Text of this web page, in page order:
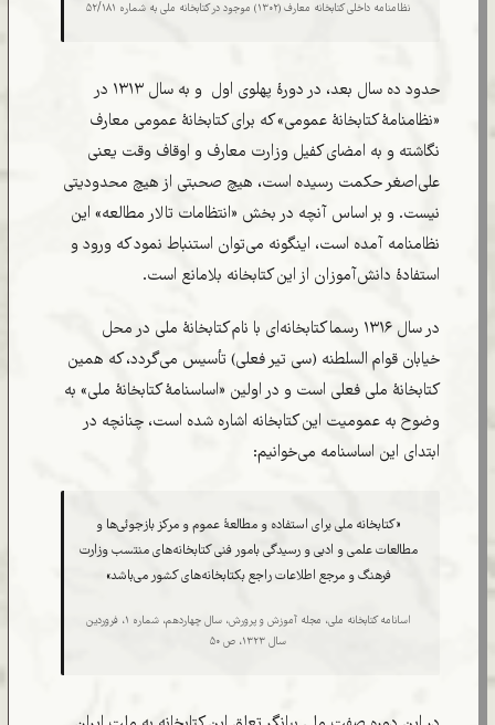
نظامنامه داخلی کتابخانه معارف (۱۳۰۲) موجود در کتابخانه ملی به شماره ۵۲/۱۸۱
حدود ده سال بعد، در دورۀ پهلوی اول و به سال ۱۳۱۳ در
«نظامنامۀ کتابخانۀ عمومی» که برای کتابخانۀ عمومی معارف
نگاشته و به امضای کفیل وزارت معارف و اوقاف وقت یعنی
علی‌اصغر حکمت رسیده است، هیچ صحبتی از هیچ محدودیتی
نیست. و بر اساس آنچه در بخش «انتظامات تالار مطالعه» این
نظامنامه آمده است، اینگونه می‌توان استنباط نمود که ورود و
استفادۀ دانش‌آموزان از این کتابخانه بلامانع است.
در سال ۱۳۱۶ رسما کتابخانه‌ای با نام کتابخانۀ ملی در محل
خیابان قوام السلطنه (سی تیر فعلی) تأسیس می‌گردد، که همین
کتابخانۀ ملی فعلی است و در اولین «اساسنامۀ کتابخانۀ ملی» به
وضوح به عمومیت این کتابخانه اشاره شده است، چنانچه در
ابتدای این اساسنامه می‌خوانیم:
«کتابخانه ملی برای استفاده و مطالعۀ عموم و مرکز بازجوئی‌ها و
مطالعات علمی و ادبی و رسیدگی بامور فنی کتابخانه‌های منتسب وزارت
فرهنگ و مرجع اطلاعات راجع‌ بکتابخانه‌های کشور می‌باشد»
اسانامه کتابخانه ملی، مجله آموزش و پرورش، سال چهاردهم، شماره ۱، فروردین
سال ۱۳۲۳، ص ۵۰